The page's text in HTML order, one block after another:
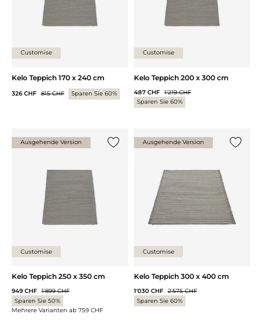
Customise
Kelo Teppich 170 x 240 cm
326 CHF 815 CHF Sparen Sie 60%
Customise
Kelo Teppich 200 x 300 cm
487 CHF 1'219 CHF
Sparen Sie 60%
Ausgehende Version
Customise
Kelo Teppich 250 x 350 cm
949 CHF 1'899 CHF
Sparen Sie 50%
Mehrere Varianten ab 759 CHF
Ausgehende Version
Customise
Kelo Teppich 300 x 400 cm
1'030 CHF 2'575 CHF
Sparen Sie 60%